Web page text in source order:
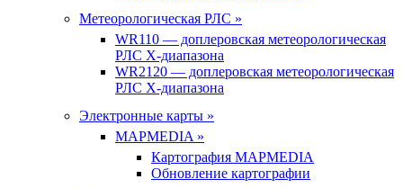
Метеорологическая РЛС »
WR110 — доплеровская метеорологическая
РЛС X-диапазона
WR2120 — доплеровская метеорологическая
РЛС X-диапазона
Электронные карты »
MAPMEDIA »
Картография MAPMEDIA
Обновление картографии